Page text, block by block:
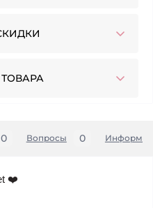
0 Вопросы 0
❤️